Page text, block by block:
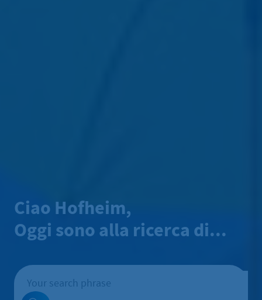
Ciao Hofheim,
Oggi sono alla ricerca di...